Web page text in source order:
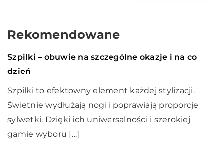
Rekomendowane
08 grudnia 2020
Życie i styl
Szpilki – obuwie na szczególne okazje i na co
dzień
Szpilki to efektowny element każdej stylizacji.
Świetnie wydłużają nogi i poprawiają proporcje
sylwetki. Dzięki ich uniwersalności i szerokiej
gamie wyboru […]